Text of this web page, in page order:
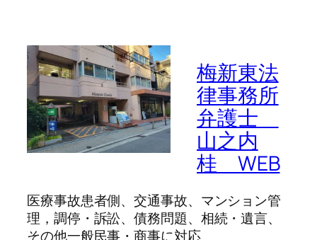
梅新東法
律事務所
弁護士
山之内
桂 WEB
医療事故患者側、交通事故、マンション管
理，調停・訴訟、債務問題、相続・遺言、
その他一般民事・商事に対応